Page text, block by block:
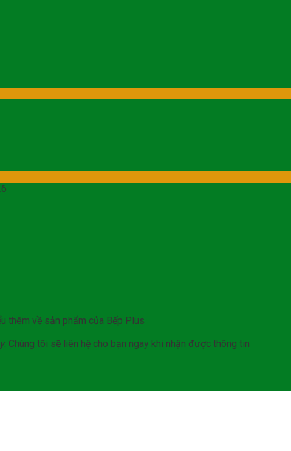
thêm về sản phẩm của Bếp Plus
. Chúng tôi sẽ liên hệ cho bạn ngay khi nhận được thông tin